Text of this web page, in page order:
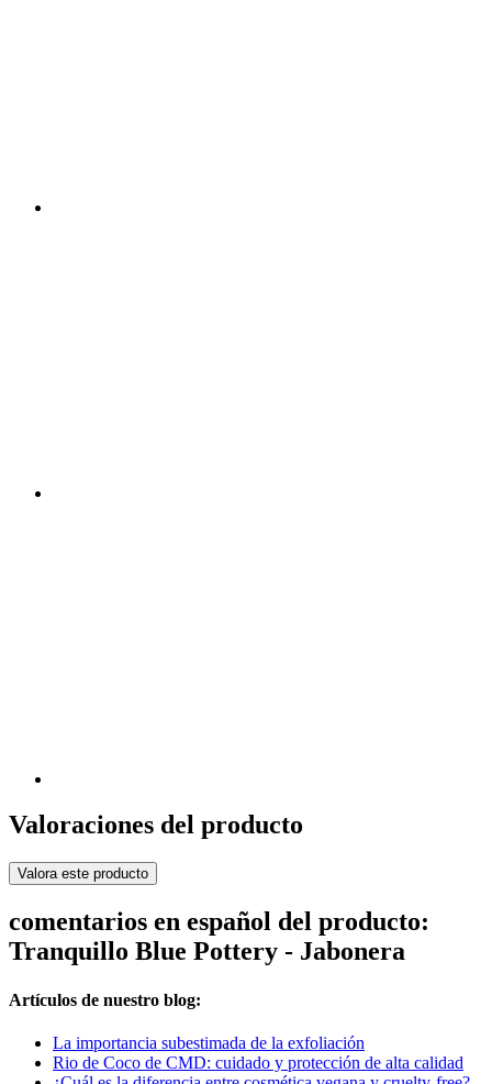
Valoraciones del producto
Valora este producto
comentarios en español del producto:
Tranquillo Blue Pottery - Jabonera
Artículos de nuestro blog:
La importancia subestimada de la exfoliación
Rio de Coco de CMD: cuidado y protección de alta calidad